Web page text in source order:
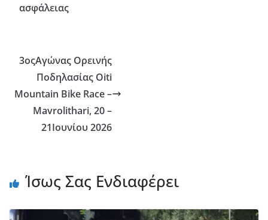
ασφάλειας
3οςΑγώνας Ορεινής
Ποδηλασίας Oiti
Mountain Bike Race –
Mavrolithari, 20 –
21Ιουνίου 2026
Ίσως Σας Ενδιαφέρει